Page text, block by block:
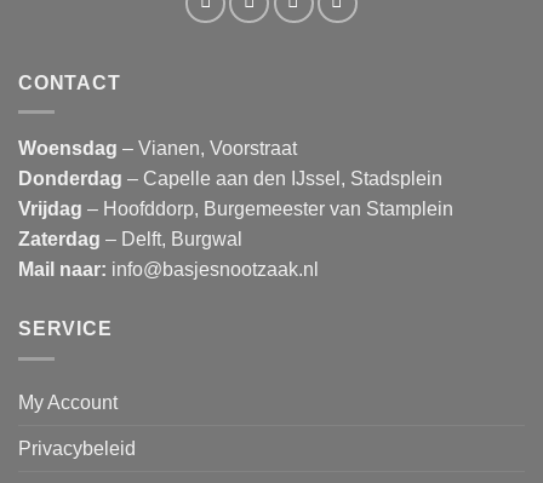
CONTACT
Woensdag – Vianen, Voorstraat
Donderdag – Capelle aan den IJssel, Stadsplein
Vrijdag – Hoofddorp, Burgemeester van Stamplein
Zaterdag – Delft, Burgwal
Mail naar: info@basjesnootzaak.nl
SERVICE
My Account
Privacybeleid